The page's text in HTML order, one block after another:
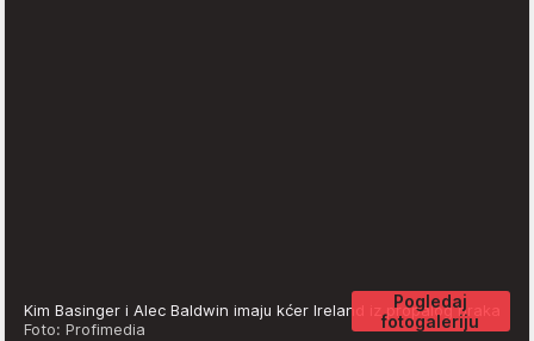
Pogledaj
fotogaleriju
Kim Basinger i Alec Baldwin imaju kćer Ireland iz propalog braka
Foto: Profimedia